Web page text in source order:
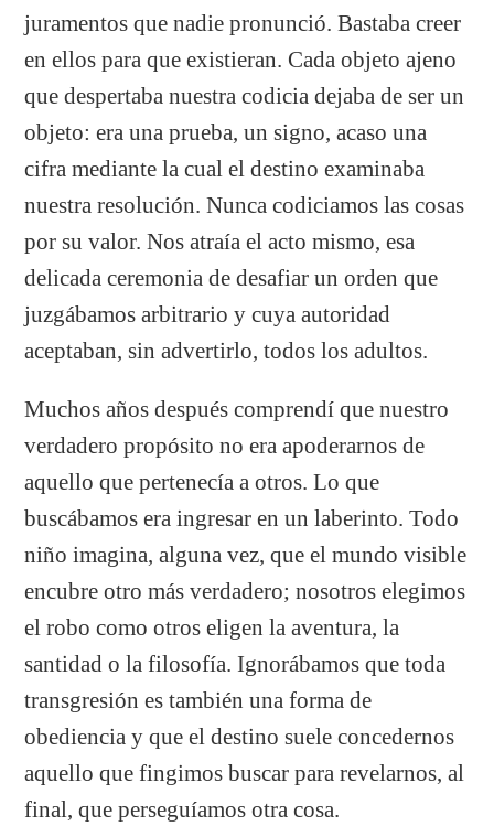
juramentos que nadie pronunció. Bastaba creer
en ellos para que existieran. Cada objeto ajeno
que despertaba nuestra codicia dejaba de ser un
objeto: era una prueba, un signo, acaso una
cifra mediante la cual el destino examinaba
nuestra resolución. Nunca codiciamos las cosas
por su valor. Nos atraía el acto mismo, esa
delicada ceremonia de desafiar un orden que
juzgábamos arbitrario y cuya autoridad
aceptaban, sin advertirlo, todos los adultos.
Muchos años después comprendí que nuestro
verdadero propósito no era apoderarnos de
aquello que pertenecía a otros. Lo que
buscábamos era ingresar en un laberinto. Todo
niño imagina, alguna vez, que el mundo visible
encubre otro más verdadero; nosotros elegimos
el robo como otros eligen la aventura, la
santidad o la filosofía. Ignorábamos que toda
transgresión es también una forma de
obediencia y que el destino suele concedernos
aquello que fingimos buscar para revelarnos, al
final, que perseguíamos otra cosa.